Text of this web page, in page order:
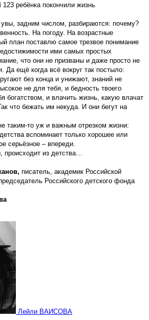
ребёнка покончили жизнь
задним числом, разбираются: почему?
На погоду. На возрастные
план поставлю самое трезвое понимание
ими самых простых
что они не призваны и даже просто не
Да ещё когда всё вокруг так постыло:
без конца и унижают, знаний не
не для тебя, и бедность твоего
богатством, и влачить жизнь, какую влачат
что бежать им некуда. И они бегут на
таким-то уж и важным отрезком жизни:
вспоминает только хорошее или
серьёзное – впереди.
происходит из детства…
писатель, академик Российской
Российского детского фонда
Лейли ВАИСОВА